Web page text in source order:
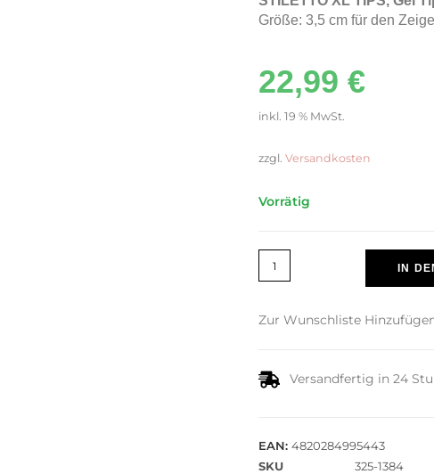
Größe: 3,5 cm für den
22,99 €
inkl. 19 % MwSt.
zzgl. Versandkosten
Vorrätig
IN
Zur Wunschliste
Versandfertig in 24
EAN: 4820284995443
SKU
325-1384